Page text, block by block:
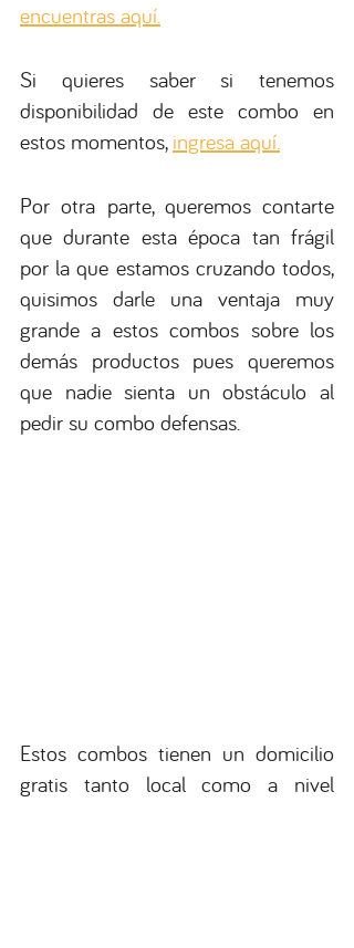
encuentras aquí.
Si quieres saber si tenemos
disponibilidad de este combo en
estos momentos, ingresa aquí.
Por otra parte, queremos contarte
que durante esta época tan frágil
por la que estamos cruzando todos,
quisimos darle una ventaja muy
grande a estos combos sobre los
demás productos pues queremos
que nadie sienta un obstáculo al
pedir su combo defensas.
Estos combos tienen un domicilio
gratis tanto local como a nivel